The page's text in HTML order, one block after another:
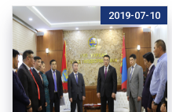
2019-07-10